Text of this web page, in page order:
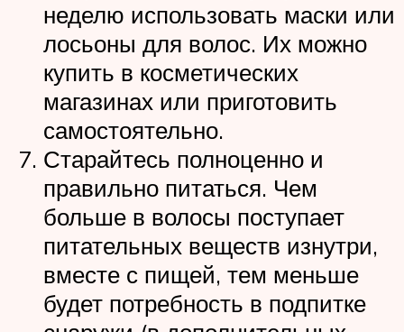
неделю использовать маски или
лосьоны для волос. Их можно
купить в косметических
магазинах или приготовить
самостоятельно.
Старайтесь полноценно и
правильно питаться. Чем
больше в волосы поступает
питательных веществ изнутри,
вместе с пищей, тем меньше
будет потребность в подпитке